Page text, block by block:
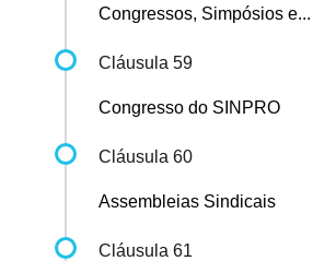
Congressos, Simpósios e...
Cláusula 59
Congresso do SINPRO
Cláusula 60
Assembleias Sindicais
Cláusula 61